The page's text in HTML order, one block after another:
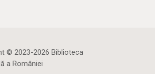
© 2023-2026 Biblioteca
a României